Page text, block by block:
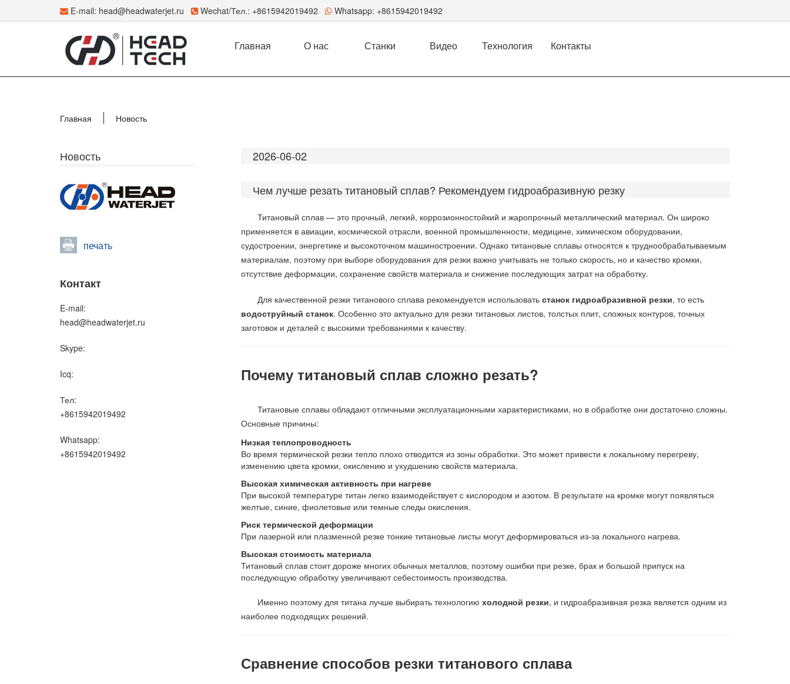
E-mail: head@headwaterjet.ru Wechat/Тел.: +8615942019492 Whatsapp: +8615942019492
Главная О нас Станки Видео Технология Контакты
Главная Новость
Новость
печать
Контакт
E-mail:
head@headwaterjet.ru
Skype:
Icq:
Тел:
+8615942019492
Whatsapp:
+8615942019492
2026-06-02
Чем лучше резать титановый сплав? Рекомендуем гидроабразивную резку
Титановый сплав — это прочный, легкий, коррозионностойкий и жаропрочный металлический материал. Он широко
применяется в авиации, космической отрасли, военной промышленности, медицине, химическом оборудовании,
судостроении, энергетике и высокоточном машиностроении. Однако титановые сплавы относятся к труднообрабатываемым
материалам, поэтому при выборе оборудования для резки важно учитывать не только скорость, но и качество кромки,
отсутствие деформации, сохранение свойств материала и снижение последующих затрат на обработку.
Для качественной резки титанового сплава рекомендуется использовать станок гидроабразивной резки, то есть
водоструйный станок. Особенно это актуально для резки титановых листов, толстых плит, сложных контуров, точных
заготовок и деталей с высокими требованиями к качеству.
Почему титановый сплав сложно резать?
Титановые сплавы обладают отличными эксплуатационными характеристиками, но в обработке они достаточно сложны.
Основные причины:
Низкая теплопроводность
Во время термической резки тепло плохо отводится из зоны обработки. Это может привести к локальному перегреву,
изменению цвета кромки, окислению и ухудшению свойств материала.
Высокая химическая активность при нагреве
При высокой температуре титан легко взаимодействует с кислородом и азотом. В результате на кромке могут появляться
желтые, синие, фиолетовые или темные следы окисления.
Риск термической деформации
При лазерной или плазменной резке тонкие титановые листы могут деформироваться из-за локального нагрева.
Высокая стоимость материала
Титановый сплав стоит дороже многих обычных металлов, поэтому ошибки при резке, брак и большой припуск на
последующую обработку увеличивают себестоимость производства.
Именно поэтому для титана лучше выбирать технологию холодной резки, и гидроабразивная резка является одним из
наиболее подходящих решений.
Сравнение способов резки титанового сплава